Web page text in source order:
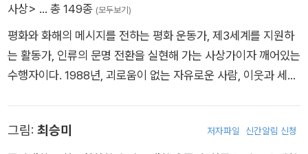
사상> … 총 149종 (모두보기)
평화와 화해의 메시지를 전하는 평화 운동가, 제3세계를 지원하
는 활동가, 인류의 문명 전환을 실현해 가는 사상가이자 깨어있는
수행자이다. 1988년, 괴로움이 없는 자유로운 사람, 이웃과 세상
괴로움이 없는 삶을 안내하고 있다. 즉문즉설은 한국에서 1,300
그림: 최승미 저자파일 신간알림 신청